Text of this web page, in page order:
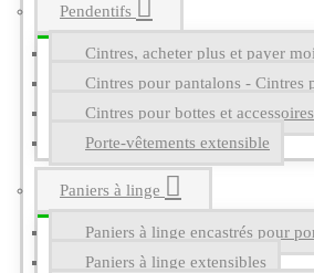
Pendentifs
Cintres, acheter plus et payer
Cintres pour pantalons - Cintres
Cintres pour bottes et accessoires
Porte-vêtements extensible
Paniers à linge
Paniers à linge encastrés pour
Paniers à linge extensibles